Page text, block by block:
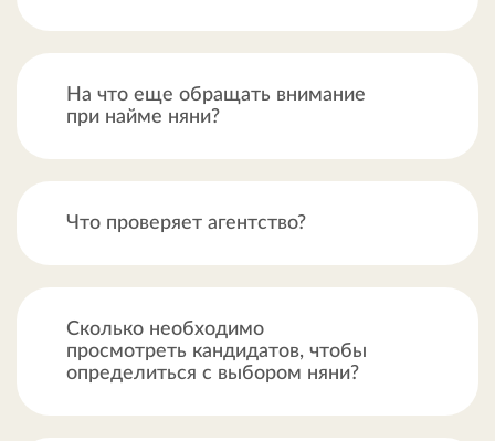
На что еще обращать внимание
при найме няни?
Что проверяет агентство?
Сколько необходимо
просмотреть кандидатов, чтобы
определиться с выбором няни?